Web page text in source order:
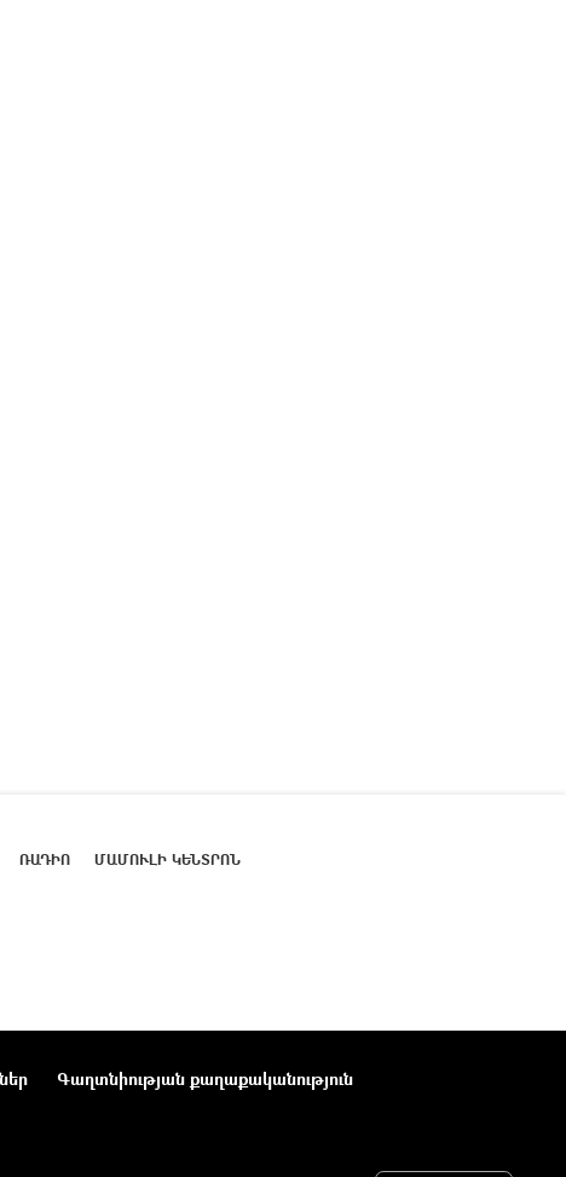
ՌԱԴԻՈ ՄԱՄՈՒԼԻ ԿԵՆՏՐՈՆ
Գաղտնիության քաղաքականություն